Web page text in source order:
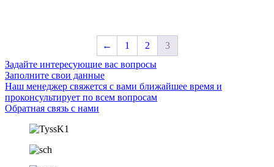
← 1 2
3
Задайте интересующие вас вопросы
Заполните свои данные
Наш менеджер свяжется с вами ближайшее время и
проконсультирует по всем вопросам
Обратная связь с нами